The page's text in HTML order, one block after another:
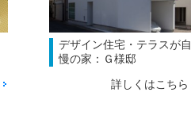
デザイン住宅・テラスが自
慢の家：Ｇ様邸
詳しくはこちら